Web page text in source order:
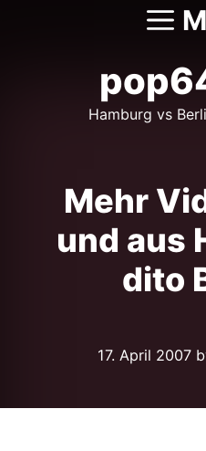
Hamburg vs
Mehr
und aus
dito
17. April 2007